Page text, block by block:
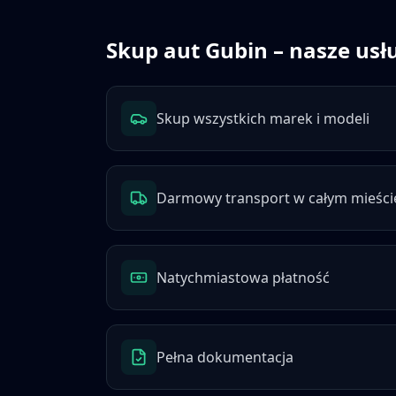
Skup aut Gubin – nasze
Skup wszystkich marek i modeli
Darmowy transport w całym
Natychmiastowa płatność
Pełna dokumentacja